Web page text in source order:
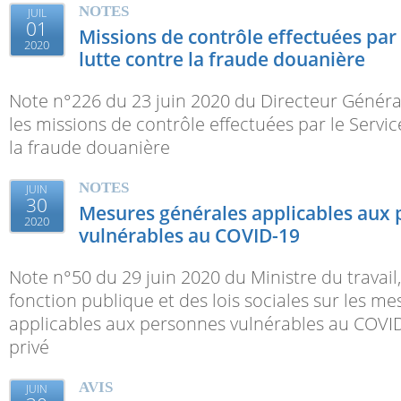
JUIL
01
2020
NOTES
Missions de contrôle effectuées par
lutte contre la fraude douanière
Note n°226 du 23 juin 2020 du Directeur
les missions de contrôle effectuées par le
la fraude douanière
JUIN
30
2020
NOTES
Mesures générales applicables aux
vulnérables au COVID-19
Note n°50 du 29 juin 2020 du Ministre du
fonction publique et des lois sociales sur les
applicables aux personnes vulnérables au
privé
JUIN AVIS